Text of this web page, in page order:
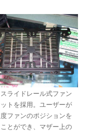
ライドレール式ファン
トを採用。ユーザーが
ファンのポジションを
とができ、マザー上の